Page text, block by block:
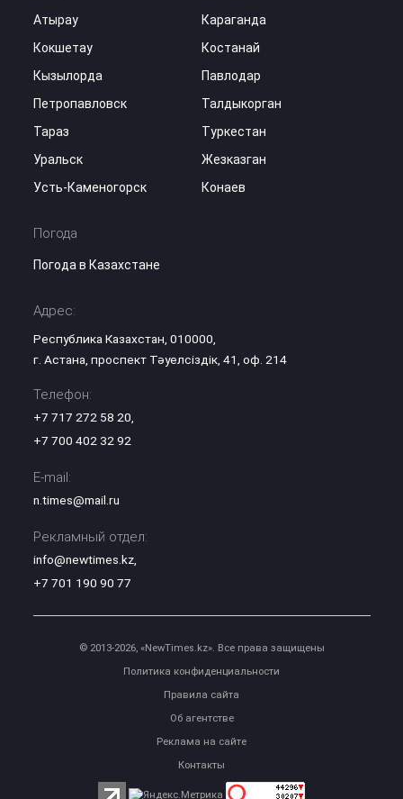
Атырау
Караганда
Кокшетау
Костанай
Кызылорда
Павлодар
Петропавловск
Талдыкорган
Тараз
Туркестан
Уральск
Жезказган
Усть-Каменогорск
Конаев
Погода
Погода в Казахстане
Адрес:
Республика Казахстан, 010000,
г. Астана, проспект Тәуелсіздік, 41, оф. 214
Телефон:
+7 717 272 58 20
+7 700 402 32 92
E-mail:
n.times@mail.ru
Рекламный отдел:
info@newtimes.kz,
+7 701 190 90 77
© 2013-2026, «NewTimes.kz». Все права защищены
Политика конфиденциальности
Правила сайта
Об агентстве
Реклама на сайте
Контакты